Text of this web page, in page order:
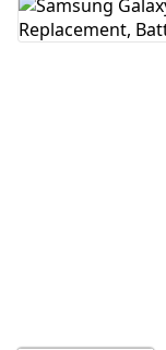
Ajouter un